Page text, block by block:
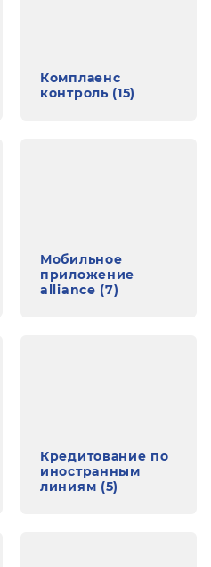
Комплаенс
контроль (15)
Мобильное
приложение
alliance (7)
Кредитование по
иностранным
линиям (5)